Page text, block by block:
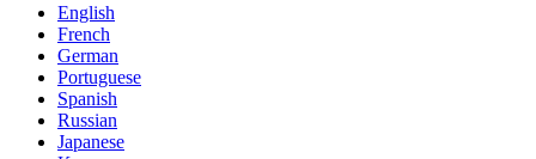
English
French
German
Portuguese
Spanish
Russian
Japanese